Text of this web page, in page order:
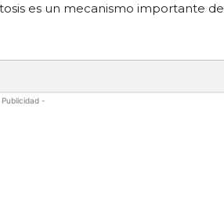
es un mecanismo importante
-